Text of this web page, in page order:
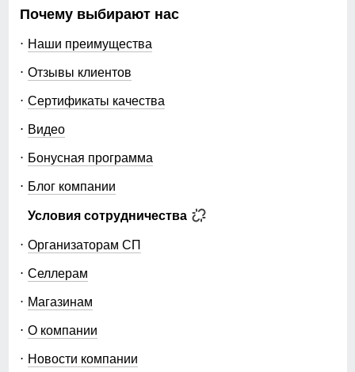
Почему выбирают нас
Наши преимущества
Отзывы клиентов
Сертификаты качества
Видео
Бонусная программа
Блог компании
Условия сотрудничества
Организаторам СП
Селлерам
Магазинам
О компании
Новости компании